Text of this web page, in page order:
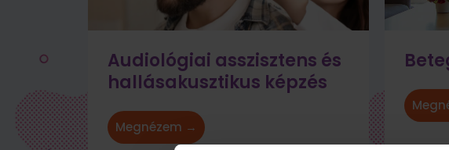
Audiológiai asszisztens és
hallásakusztikus képzés
Megnézem →